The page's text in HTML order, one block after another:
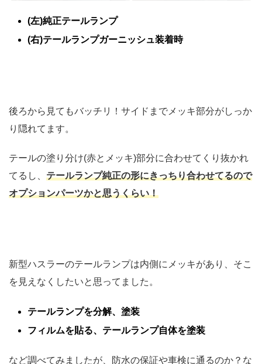
(左)純正テールランプ
(右)テールランプガーニッシュ装着時
後ろから見てもバッチリ！サイドまでメッキ部分がしっか
り隠れてます。
テールの塗り分け(赤とメッキ)部分に合わせてくり抜かれ
てるし、 テールランプ純正の形にきっちり合わせてるので
オプションパーツかと思うくらい！
新型ハスラーのテールランプは内側にメッキがあり、そこ
を見えなくしたいと思ってました。
テールランプを分解、塗装
フィルムを貼る、テールランプ自体を塗装
など調べてみましたが、防水の保証や車検に通るのか？な